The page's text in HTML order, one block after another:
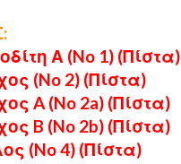
Α (No 1) (Πίστα)
(No 2) (Πίστα)
A (No 2a) (Πίστα)
B (No 2b) (Πίστα)
(No 4) (Πίστα)